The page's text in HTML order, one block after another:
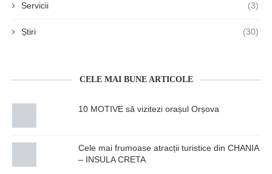
Servicii (3)
Știri (30)
CELE MAI BUNE ARTICOLE
10 MOTIVE să vizitezi orașul Orșova
Cele mai frumoase atracții turistice din CHANIA
– INSULA CRETA